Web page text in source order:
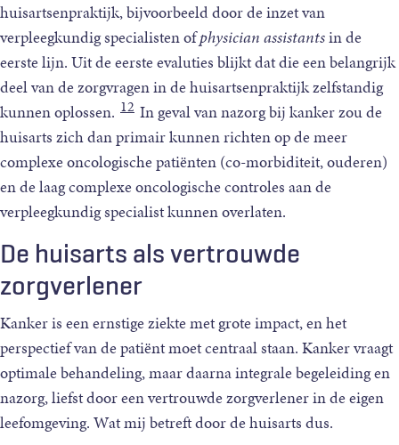
huisartsenpraktijk, bijvoorbeeld door de inzet van
verpleegkundig specialisten ofphysician assistantsin de
eerste lijn. Uit de eerste evaluties blijkt dat die een belangrijk
deel van de zorgvragen in de huisartsenpraktijk zelfstandig
kunnen oplossen. 12 In geval van nazorg bij kanker zou de
huisarts zich dan primair kunnen richten op de meer
complexe oncologische patiënten (co-morbiditeit, ouderen)
en de laag complexe oncologische controles aan de
verpleegkundig specialist kunnen overlaten.
De huisarts als vertrouwde
zorgverlener
Kanker is een ernstige ziekte met grote impact, en het
perspectief van de patiënt moet centraal staan. Kanker vraagt
optimale behandeling, maar daarna integrale begeleiding en
nazorg, liefst door een vertrouwde zorgverlener in de eigen
leefomgeving. Wat mij betreft door de huisarts dus.